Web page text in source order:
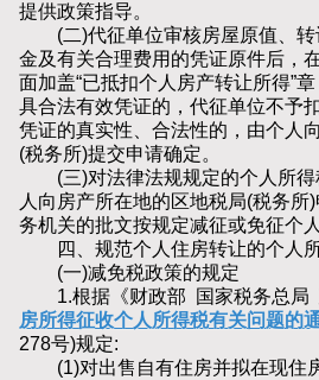
提供政策指导。
(二)代征单位审核房屋原值、转
金及有关合理费用的凭证原件后，
面加盖“已抵扣个人房产转让所得”
具合法有效凭证的，代征单位不予
凭证的真实性、合法性的，由个人
(税务所)提交申请确定。
(三)对法律法规规定的个人所得
人向房产所在地的区地税局(税务所
务机关的批文按规定减征或免征个
四、规范个人住房转让的个人
(一)减免税政策的规定
1.根据《财政部 国家税务总局
房所得征收个人所得税有关问题的
278号)规定:
(1)对出售自有住房并拟在现住